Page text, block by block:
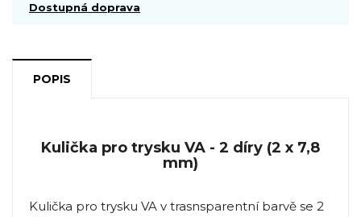
Dostupná doprava
POPIS
Kulička pro trysku VA - 2 díry (2 x 7,8
mm)
Kulička pro trysku VA v trasnsparentní barvě se 2